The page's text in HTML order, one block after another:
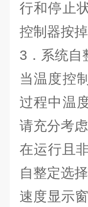
行和停止
控制器按
3．系统自
当温度控
过程中温
请充分考虑
在运行且
自整定选
速度显示